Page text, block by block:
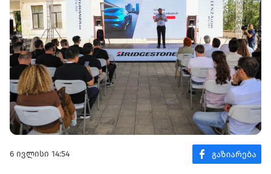
6 ივლისი 14:54